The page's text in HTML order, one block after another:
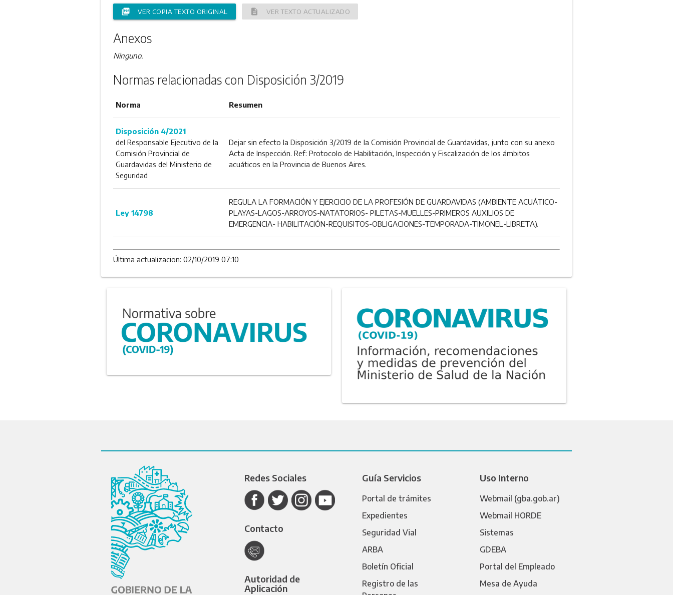
picture_as_pdf VER COPIA TEXTO ORIGINAL description VER TEXTO ACTUALIZADO
Anexos
Ninguno.
Normas relacionadas con Disposición 3/2019
Norma Resumen
Disposición 4/2021
del Responsable Ejecutivo de la
Comisión Provincial de
Guardavidas del Ministerio de
Seguridad
Dejar sin efecto la Disposición 3/2019 de la Comisión Provincial de Guardavidas, junto con su anexo
Acta de Inspección. Ref: Protocolo de Habilitación, Inspección y Fiscalización de los ámbitos
acuáticos en la Provincia de Buenos Aires.
Ley 14798
REGULA LA FORMACIÓN Y EJERCICIO DE LA PROFESIÓN DE GUARDAVIDAS (AMBIENTE ACUÁTICO-
PLAYAS-LAGOS-ARROYOS-NATATORIOS- PILETAS-MUELLES-PRIMEROS AUXILIOS DE
EMERGENCIA- HABILITACIÓN-REQUISITOS-OBLIGACIONES-TEMPORADA-TIMONEL-LIBRETA).
Última actualizacion: 02/10/2019 07:10
Redes Sociales
Contacto
Autoridad de
Aplicación
Guía Servicios
Portal de trámites
Expedientes
Seguridad Vial
ARBA
Boletín Oficial
Registro de las
Uso Interno
Webmail (gba.gob.ar)
Webmail HORDE
Sistemas
GDEBA
Portal del Empleado
Mesa de Ayuda